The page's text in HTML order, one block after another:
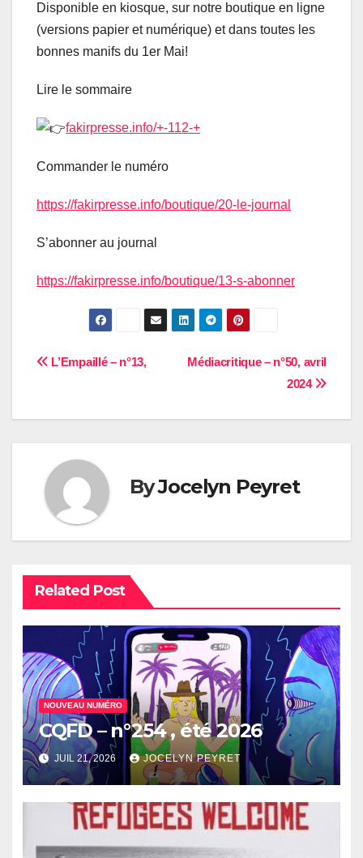
Disponible en kiosque, sur notre boutique en ligne
(versions papier et numérique) et dans toutes les
bonnes manifs du 1er Mai!
Lire le sommaire
fakirpresse.info/+-112-+
Commander le numéro
https://fakirpresse.info/boutique/20-le-journal
S’abonner au journal
https://fakirpresse.info/boutique/13-s-abonner
Navigation
Médiacritique – n°50, avril
2024
L’Empaillé – n°13,
ByJocelyn Peyret
Related Post
NOUVEAU NUMÉRO
CQFD – n°254 , été 2026
JUIL 21, 2026 JOCELYN PEYRET